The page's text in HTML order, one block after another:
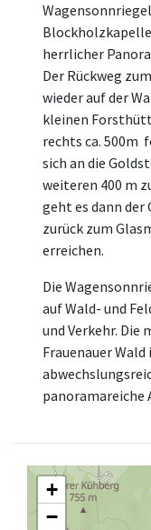
herrlicher
Der Rückweg
wieder auf der
kleinen
rechts ca. 500m
sich an die
weiteren 400 m
geht es dann
zurück zum
erreichen.
Die
auf Wald- und
und Verkehr. Die
Frauenauer
panoramareiche
+
−